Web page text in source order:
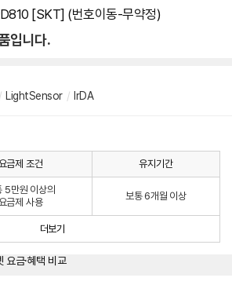
[SKT] (번호이동-무약정)
입니다.
/ LightSensor / lrDA
금제 조건 유지기간
5만원 이상의
금제 사용
보통 6개월 이상
더보기